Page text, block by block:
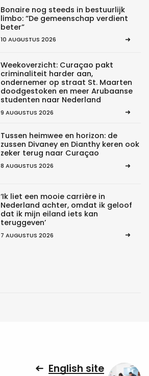
Bonaire nog steeds in bestuurlijk
limbo: “De gemeenschap verdient
beter”
10 AUGUSTUS 2026
Weekoverzicht: Curaçao pakt
criminaliteit harder aan,
ondernemer op straat St. Maarten
doodgestoken en meer Arubaanse
studenten naar Nederland
9 AUGUSTUS 2026
Tussen heimwee en horizon: de
zussen Divaney en Dianthy keren ook
zeker terug naar Curaçao
8 AUGUSTUS 2026
‘Ik liet een mooie carrière in
Nederland achter, omdat ik geloof
dat ik mijn eiland iets kan
teruggeven’
7 AUGUSTUS 2026
English site